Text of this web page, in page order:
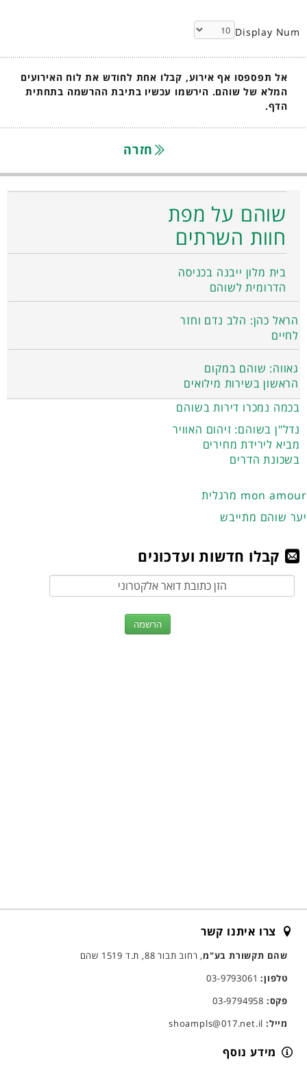
Display Num
אל תפספסו אף אירוע, קבלו אחת לחודש את לוח האירועים
המלא של שוהם. הירשמו עכשיו בתיבת ההרשמה בתחתית
הדף.
חזרה
שוהם על מפת
חוות השרתים
בית מלון ייבנה בכניסה
הדרומית לשוהם
הראל כהן: הלב נדם וחזר
לחיים
גאווה: שוהם במקום
הראשון בשירות מילואים
בכמה נמכרו דירות בשוהם
נדל"ן בשוהם: זיהום האוויר
מביא לירידת מחירים
בשכונת הדרים
מרגלית mon amour
יער שוהם מתייבש
קבלו חדשות ועדכונים
צרו איתנו קשר
שהם תקשורת בע"מ, רחוב תבור 88, ת.ד 1519 שהם
טלפון:03-9793061
פקס:
מייל:
מידע נוסף